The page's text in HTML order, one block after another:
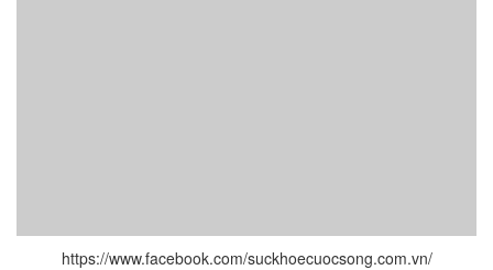
https://www.facebook.com/suckhoecuocsong.com.vn/